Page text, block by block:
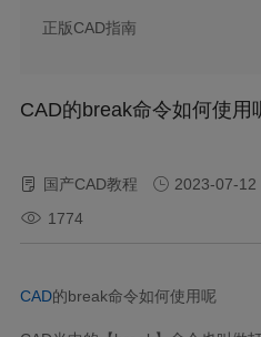
正版CAD指南
CAD的break命令如何使用
国产CAD教程
2023-07-12
1774
CAD的break命令如何使用呢